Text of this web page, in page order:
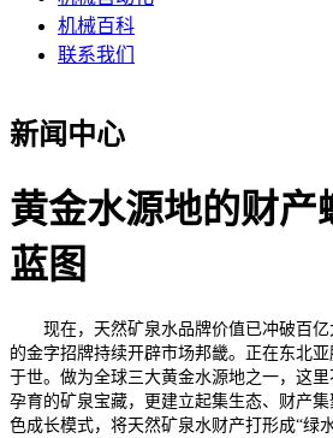
机械百科
联系我们
新闻中心
黄金水源地的财产
蓝图
现在，天然矿泉水品牌价值已冲破百亿
的金字招牌持续开辟市场邦畿。正在东北
于世。做为全球三大黄金水源地之一，这
孕育的矿泉宝藏，更建立起集生态、财产
色成长模式，将天然矿泉水财产打形成“绿